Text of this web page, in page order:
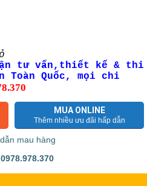
tư vấn,thiết kế & thi
Toàn Quốc, mọi chi
MUA ONLINE
Thêm nhiều ưu đãi hấp dẫn
mau hàng
0978.978.370